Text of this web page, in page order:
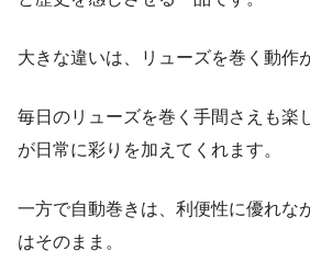
大きな違いは、リューズを巻く動作
毎日のリューズを巻く手間さえも楽
が日常に彩りを加えてくれます。
一方で自動巻きは、利便性に優れな
はそのまま。